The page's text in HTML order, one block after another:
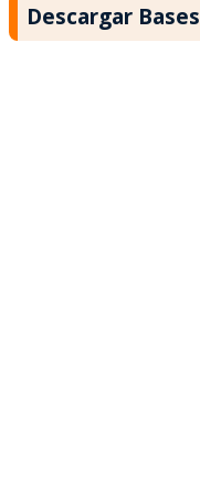
Descargar Bases